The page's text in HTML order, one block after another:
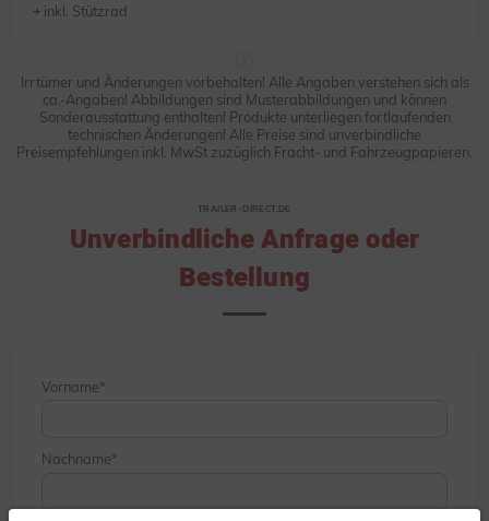
inkl. Stützrad
Irrtümer und Änderungen vorbehalten! Alle Angaben verstehen sich als
ca.-Angaben! Abbildungen sind Musterabbildungen und können
Sonderausstattung enthalten! Produkte unterliegen fortlaufenden
technischen Änderungen! Alle Preise sind unverbindliche
Preisempfehlungen inkl. MwSt zuzüglich Fracht- und Fahrzeugpapieren.
TRAILER-DIRECT.DE
Unverbindliche Anfrage oder
Bestellung
Vorname
Nachname